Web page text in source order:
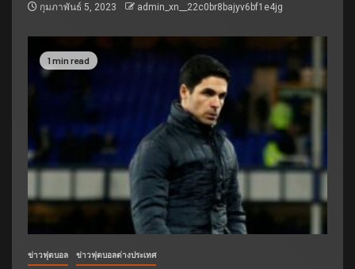
กุมภาพันธ์ 5, 2023 admin_xn__22c0br8bajyv6bf1e4jg
1 min read
ข่าวฟุตบอล ข่าวฟุตบอลต่างประเทศ